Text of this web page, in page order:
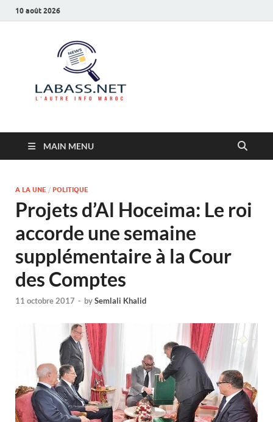
10 août 2026
MAIN MENU
A LA UNE / POLITIQUE
Projets d’Al Hoceima: Le roi
accorde une semaine
supplémentaire à la Cour
des Comptes
11 octobre 2017 - bySemlali Khalid